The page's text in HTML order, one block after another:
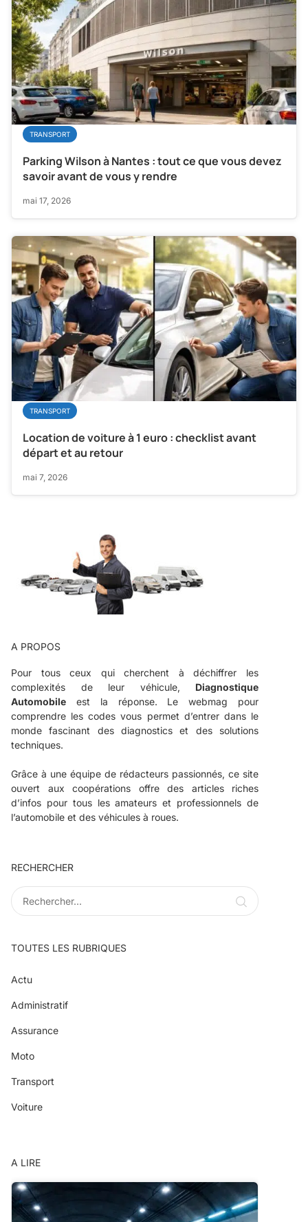
TRANSPORT
Parking Wilson à Nantes : tout ce que vous devez
savoir avant de vous y rendre
mai 17, 2026
TRANSPORT
Location de voiture à 1 euro : checklist avant
départ et au retour
mai 7, 2026
A PROPOS
Pour tous ceux qui cherchent à déchiffrer les
complexités de leur véhicule, Diagnostique
Automobile est la réponse. Le webmag pour
comprendre les codes vous permet d’entrer dans le
monde fascinant des diagnostics et des solutions
techniques.
Grâce à une équipe de rédacteurs passionnés, ce site
ouvert aux coopérations offre des articles riches
d’infos pour tous les amateurs et professionnels de
l’automobile et des véhicules à roues.
RECHERCHER
TOUTES LES RUBRIQUES
Actu
Administratif
Assurance
Moto
Transport
Voiture
A LIRE